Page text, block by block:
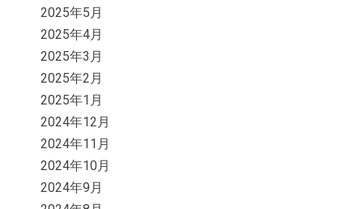
2025年5月
2025年4月
2025年3月
2025年2月
2025年1月
2024年12月
2024年11月
2024年10月
2024年9月